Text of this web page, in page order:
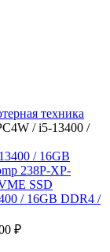
техника
/ i5-13400 /
₽